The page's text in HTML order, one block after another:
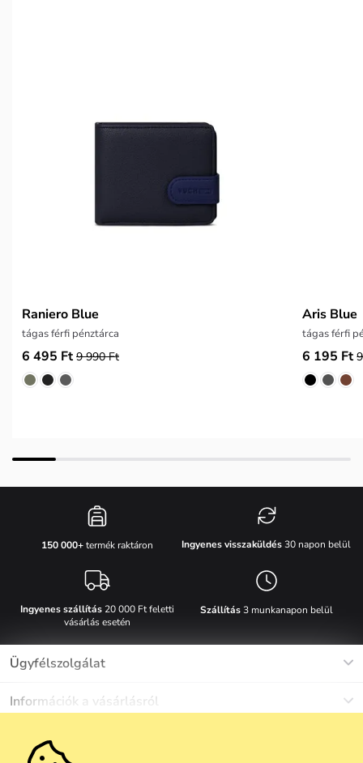
Raniero Blue
tágas férfi pénztárca
6 495 Ft 9 990 Ft
Aris Blue
tágas férfi
6 195 Ft
150 000+termék raktáron Ingyenes visszaküldés30 napon belül
Ingyenes szállítás20 000 Ft feletti
vásárlás esetén
Szállítás3 munkanapon belül
Ügyfélszolgálat
+36 1 808 9989
Információk a vásárlásról
Gyakori kérdések
Egyéb információk